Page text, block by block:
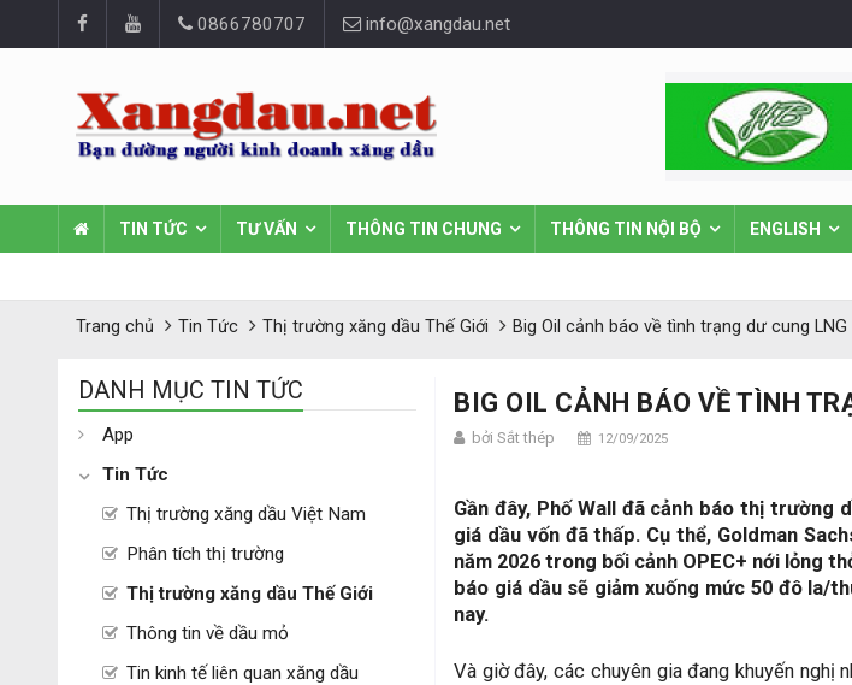
0866780707 info@xangdau.net
TIN TỨC TƯ VẤN THÔNG TIN CHUNG THÔNG TIN NỘI BỘ ENGLISH
Trang chủ Tin Tức Thị trường xăng dầu Thế Giới Big Oil cảnh báo về tình trạng dư cung
DANH MỤC TIN TỨC
App
Tin Tức
Thị trường xăng dầu Việt Nam
Phân tích thị trường
Thị trường xăng dầu Thế Giới
Thông tin về dầu mỏ
Tin kinh tế liên quan xăng dầu
BIG OIL CẢNH BÁO VỀ TÌNH
bởi Sắt thép 12/09/2025
Gần đây, Phố Wall đã cảnh báo thị
giá dầu vốn đã thấp. Cụ thể, Goldman
năm 2026 trong bối cảnh OPEC+ nới lỏng
báo giá dầu sẽ giảm xuống mức 50 đô la/
nay.
Và giờ đây, các chuyên gia đang khuyến nghị